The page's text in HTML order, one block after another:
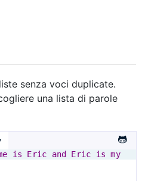
senza voci duplicate.
una lista di parole
is Eric and Eric is my